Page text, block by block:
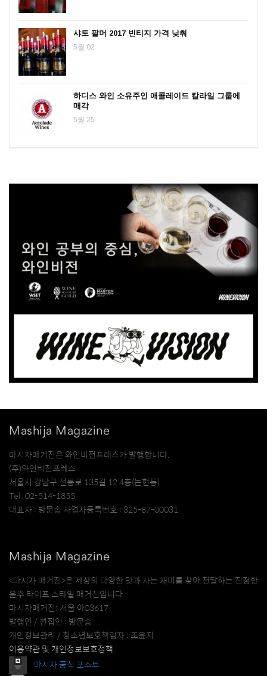
샤토 팔머 2017 빈티지 가격 낮춰
5월 02
하디스 와인 소유주인 애콜레이드 칼라일 그룹에
매각
5월 25
Mashija Magazine
마시자매거진은 와인비전프레스가 발행합니다.
(주)와인비전프레스
서울시 강남구 선릉로 135길 12 4층(논현동)
Tel. 02-514-1855
대표자 : 방문송 사업자등록번호 : 325-87-00031
Mashija Magazine
<마시자 매거진>은 세상의 다양한 맛과 사는 재미를 찾아 전달하는 진정한
음주 라이프 스타일 매거진입니다.
마시자매거진: 서울 아03617
발행인 / 편집인 : 방문송
개인정보관리 / 청소년보호책임자 : 조윤지
이용약관 및 개인정보보호정책
마시자 공식 포스트